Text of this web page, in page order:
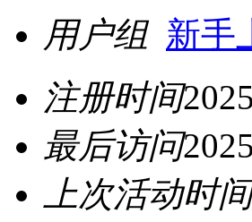
用户组 新手
注册时间
最后访问
上次活动时间